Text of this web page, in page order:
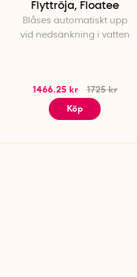
Flyttröja, Floatee
Blåses automatiskt upp
vid nedsänkning i vatten
1466.25 kr
1725 kr
Köp